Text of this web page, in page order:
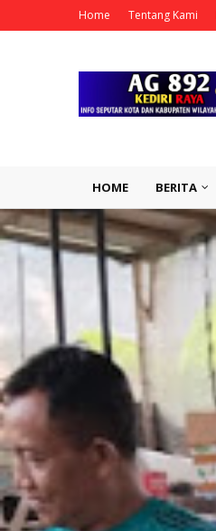
Home Tentang Kami
HOME BERITA